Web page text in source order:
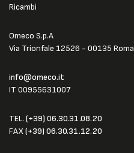
Omeco S.p.A
Via Trionfale 12526 - 00135 Roma
info@omeco.it
IT 00955631007
TEL. (+39) 06.30.31.08.20
FAX(+39) 06.30.31.12.20
Ricambi